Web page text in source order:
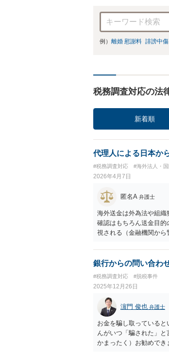
例） 離婚 慰謝料 誹謗中傷
税務調査対応の法
新着順
代理人による日本か
#税務調査対応 #海外法人・
2026年4月7日
匿名A 弁護士
海外送金は外為法や組織
確認はもちろん送金目的
視される（金融機関か
を行って、代理人によ
た方がよいと思います。
銀行からの問い合わ
#税務調査対応 #脱税事件
2025年12月26日
濵門 俊也 弁護士
お金を騙し取っている
んがいつ「騙された」
かまったく）お勧めでき